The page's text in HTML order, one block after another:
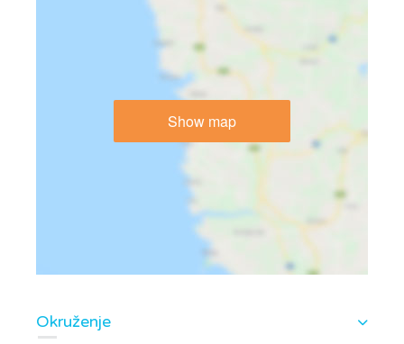
Show map
Okruženje